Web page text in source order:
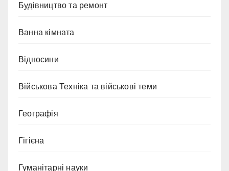
Будівництво та ремонт
Ванна кімната
Відносини
Військова Техніка та військові теми
Географія
Гігієна
Гуманітарні науки